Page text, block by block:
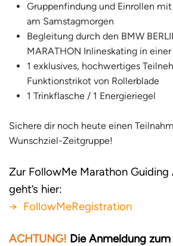
Gruppenfindung und Einrollen
am Samstagmorgen
Begleitung durch den BMW
MARATHON Inlineskating in
1 exklusives, hochwertiges
Funktionstrikot von Rollerblade
1 Trinkflasche / 1 Energieriegel
Sichere dir noch heute einen
Wunschziel-Zeitgruppe!
Zur FollowMe Marathon Guiding
geht’s hier:
→ FollowMeRegistration
ACHTUNG! Die Anmeldung